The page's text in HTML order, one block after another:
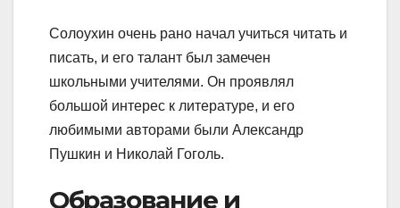
Солоухин очень рано начал учиться читать и
писать, и его талант был замечен
школьными учителями. Он проявлял
большой интерес к литературе, и его
любимыми авторами были Александр
Пушкин и Николай Гоголь.
Образование и